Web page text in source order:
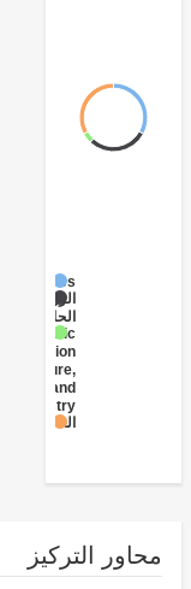
Fisheries
Administration
- Agriculture,
Fishing, and
التركيز